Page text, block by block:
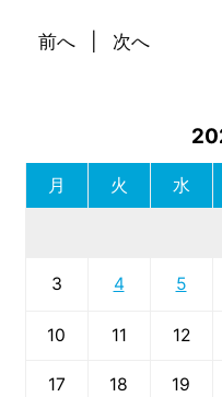
前へ 次へ
月 火 水
3 4 5
10 11 12
17 18 19